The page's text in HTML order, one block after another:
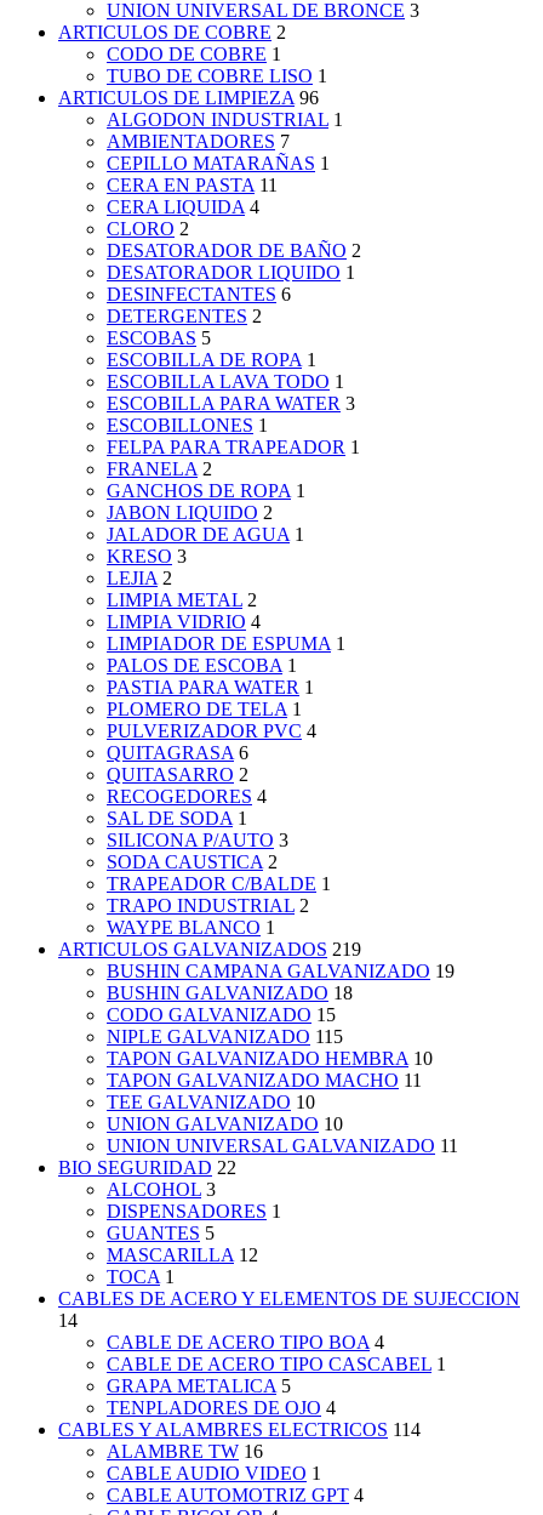
UNION UNIVERSAL DE BRONCE 3
ARTICULOS DE COBRE 2
CODO DE COBRE 1
TUBO DE COBRE LISO 1
ARTICULOS DE LIMPIEZA 96
ALGODON INDUSTRIAL 1
AMBIENTADORES 7
CEPILLO MATARAÑAS 1
CERA EN PASTA 11
CERA LIQUIDA 4
CLORO 2
DESATORADOR DE BAÑO 2
DESATORADOR LIQUIDO 1
DESINFECTANTES 6
DETERGENTES 2
ESCOBAS 5
ESCOBILLA DE ROPA 1
ESCOBILLA LAVA TODO 1
ESCOBILLA PARA WATER 3
ESCOBILLONES 1
FELPA PARA TRAPEADOR 1
FRANELA 2
GANCHOS DE ROPA 1
JABON LIQUIDO 2
JALADOR DE AGUA 1
KRESO 3
LEJIA 2
LIMPIA METAL 2
LIMPIA VIDRIO 4
LIMPIADOR DE ESPUMA 1
PALOS DE ESCOBA 1
PASTIA PARA WATER 1
PLOMERO DE TELA 1
PULVERIZADOR PVC 4
QUITAGRASA 6
QUITASARRO 2
RECOGEDORES 4
SAL DE SODA 1
SILICONA P/AUTO 3
SODA CAUSTICA 2
TRAPEADOR C/BALDE 1
TRAPO INDUSTRIAL 2
WAYPE BLANCO 1
ARTICULOS GALVANIZADOS 219
BUSHIN CAMPANA GALVANIZADO 19
BUSHIN GALVANIZADO 18
CODO GALVANIZADO 15
NIPLE GALVANIZADO 115
TAPON GALVANIZADO HEMBRA 10
TAPON GALVANIZADO MACHO 11
TEE GALVANIZADO 10
UNION GALVANIZADO 10
UNION UNIVERSAL GALVANIZADO 11
BIO SEGURIDAD 22
ALCOHOL 3
DISPENSADORES 1
GUANTES 5
MASCARILLA 12
TOCA 1
CABLES DE ACERO Y ELEMENTOS DE SUJECCION
14
CABLE DE ACERO TIPO BOA 4
CABLE DE ACERO TIPO CASCABEL 1
GRAPA METALICA 5
TENPLADORES DE OJO 4
CABLES Y ALAMBRES ELECTRICOS 114
ALAMBRE TW 16
CABLE AUDIO VIDEO 1
CABLE AUTOMOTRIZ GPT 4